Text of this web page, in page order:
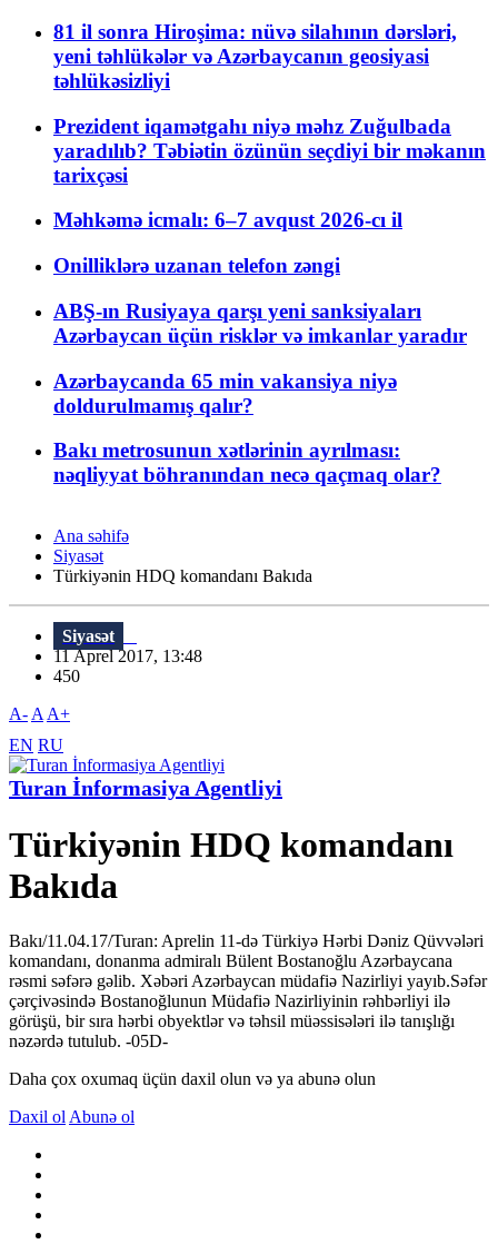
81 il sonra Hiroşima: nüvə silahının dərsləri,
yeni təhlükələr və Azərbaycanın geosiyasi
təhlükəsizliyi
Prezident iqamətgahı niyə məhz Zuğulbada
yaradılıb? Təbiətin özünün seçdiyi bir məkanın
tarixçəsi
Məhkəmə icmalı: 6–7 avqust 2026-cı il
Onilliklərə uzanan telefon zəngi
ABŞ-ın Rusiyaya qarşı yeni sanksiyaları
Azərbaycan üçün risklər və imkanlar yaradır
Azərbaycanda 65 min vakansiya niyə
doldurulmamış qalır?
Bakı metrosunun xətlərinin ayrılması:
nəqliyyat böhranından necə qaçmaq olar?
Ana səhifə
Siyasət
Türkiyənin HDQ komandanı Bakıda
Siyasət
11 Aprel 2017, 13:48
450
A- A A+
EN RU
Turan İnformasiya Agentliyi
Türkiyənin HDQ komandanı
Bakıda
Bakı/11.04.17/Turan: Aprelin 11-də Türkiyə Hərbi Dəniz Qüvvələri
komandanı, donanma admiralı Bülent Bostanoğlu Azərbaycana
rəsmi səfərə gəlib. Xəbəri Azərbaycan müdafiə Nazirliyi yayıb.Səfər
çərçivəsində Bostanoğlunun Müdafiə Nazirliyinin rəhbərliyi ilə
görüşü, bir sıra hərbi obyektlər və təhsil müəssisələri ilə tanışlığı
nəzərdə tutulub. -05D-
Daha çox oxumaq üçün daxil olun və ya abunə olun
Daxil ol Abunə ol